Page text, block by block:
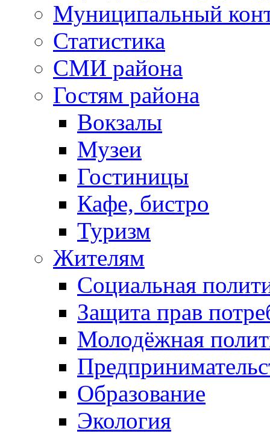
Муниципальный
Статистика
СМИ района
Гостям района
Вокзалы
Музеи
Гостиницы
Кафе, бистро
Туризм
Жителям
Социальная
Защита прав
Молодёжная
Образование
Экология